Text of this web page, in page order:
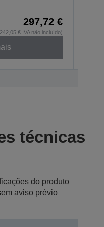
297,72 €
€ IVA não incluído)
técnicas
do produto
aviso prévio